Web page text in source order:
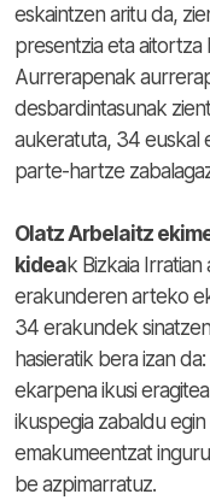
eskaintzen aritu da,
presentzia eta
Aurrerapenak
desbardintasunak
aukeratuta, 34 euskal
parte-hartze
Olatz Arbelaitz
kideak Bizkaia
erakunderen arteko
34 erakundek
hasieratik bera izan
ekarpena ikusi
ikuspegia zabaldu
emakumeentzat
be azpimarratuz.